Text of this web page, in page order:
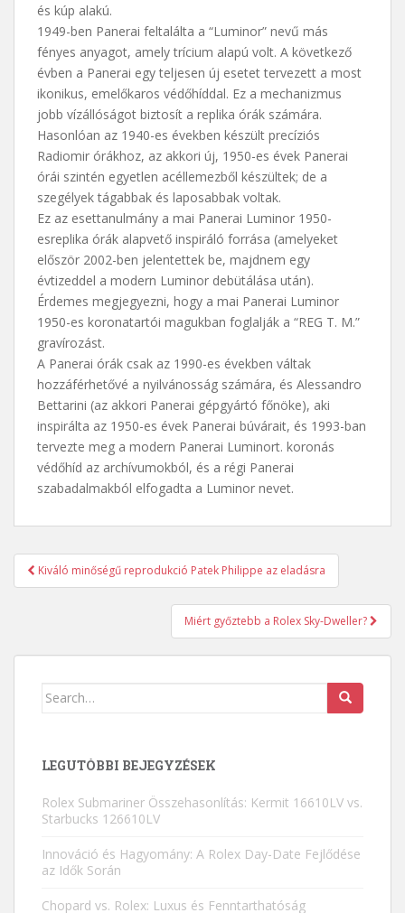
és kúp alakú.
1949-ben Panerai feltalálta a “Luminor” nevű más
fényes anyagot, amely trícium alapú volt. A következő
évben a Panerai egy teljesen új esetet tervezett a most
ikonikus, emelőkaros védőhíddal. Ez a mechanizmus
jobb vízállóságot biztosít a replika órák számára.
Hasonlóan az 1940-es években készült precíziós
Radiomir órákhoz, az akkori új, 1950-es évek Panerai
órái szintén egyetlen acéllemezből készültek; de a
szegélyek tágabbak és laposabbak voltak.
Ez az esettanulmány a mai Panerai Luminor 1950-
esreplika órák alapvető inspiráló forrása (amelyeket
először 2002-ben jelentettek be, majdnem egy
évtizeddel a modern Luminor debütálása után).
Érdemes megjegyezni, hogy a mai Panerai Luminor
1950-es koronatartói magukban foglalják a “REG T. M.”
gravírozást.
A Panerai órák csak az 1990-es években váltak
hozzáférhetővé a nyilvánosság számára, és Alessandro
Bettarini (az akkori Panerai gépgyártó főnöke), aki
inspirálta az 1950-es évek Panerai búvárait, és 1993-ban
tervezte meg a modern Panerai Luminort. koronás
védőhíd az archívumokból, és a régi Panerai
szabadalmakból elfogadta a Luminor nevet.
Post navigation
Kiváló minőségű reprodukció Patek Philippe az eladásra
Miért győztebb a Rolex Sky-Dweller?
Search for:
LEGUTÓBBI BEJEGYZÉSEK
Rolex Submariner Összehasonlítás: Kermit 16610LV vs.
Starbucks 126610LV
Innováció és Hagyomány: A Rolex Day-Date Fejlődése
az Idők Során
Chopard vs. Rolex: Luxus és Fenntarthatóság